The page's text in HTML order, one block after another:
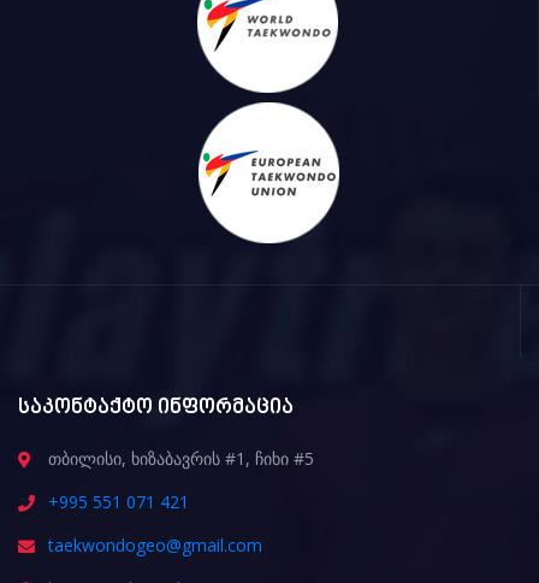
საკონტაქტო ინფორმაცია
თბილისი, ხიზაბავრის #1, ჩიხი #5
+995 551 071 421
taekwondogeo@gmail.com